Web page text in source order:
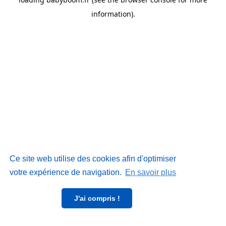
Ce site web utilise des cookies afin d'optimiser
votre expérience de navigation. En savoir plus
J'ai compris !
information).